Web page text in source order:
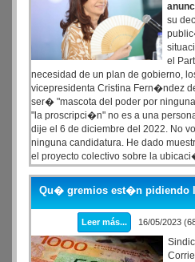
su
el
necesidad de un plan de gobierno,
vicepresidenta Cristina Fern�ndez
ser� "mascota del poder por
"la proscripci�n" no es a una
dije el 6 de diciembre del 2022. No
ninguna candidatura. He dado
el proyecto colectivo sobre la
Vicepresidenta en un comunicado
sociales donde afirm�: "Como
mucho tiempo, no se trata s�lo de
sino del peronismo".La carta
Qu� gremios est�n pidiendo
Leer más... 16/05/2023